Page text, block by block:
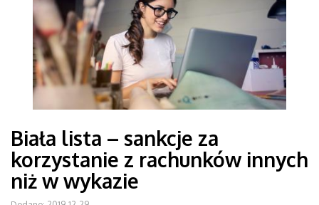
Biała lista – sankcje za
korzystanie z rachunków innych
niż w wykazie